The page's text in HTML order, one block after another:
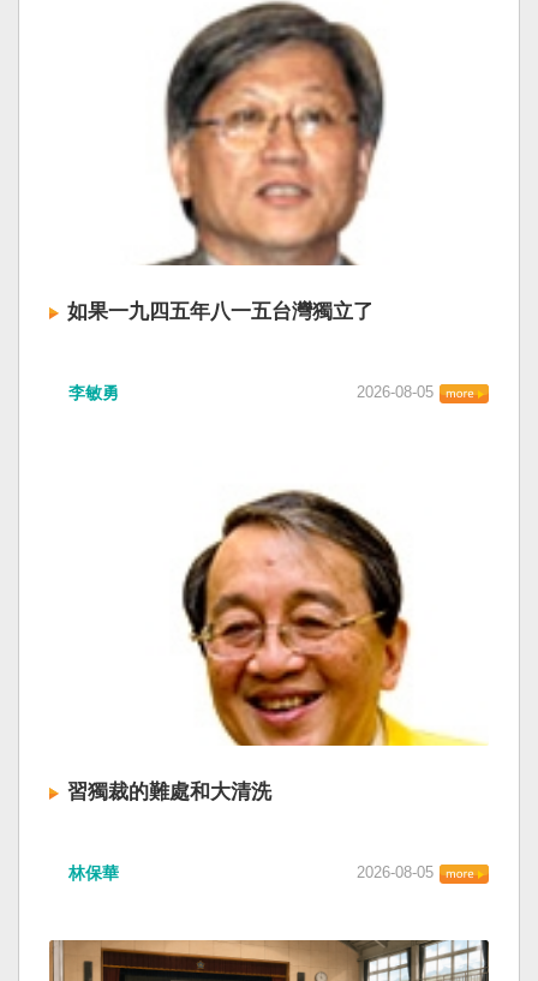
如果一九四五年八一五台灣獨立了
李敏勇 2026-08-05
習獨裁的難處和大清洗
林保華 2026-08-05